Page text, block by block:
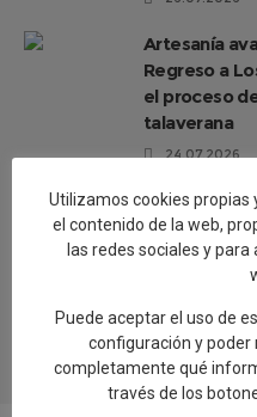
Artesanía
Regreso a
el proceso
talaverana
24.07.2026
La semana
cierra sus
por los
de Cerámica
20.07.2026
Utilizamos cookies propias
el contenido de la web,
las redes sociales y
Puede aceptar el uso de
configuración y poder
completamente qué
través de los